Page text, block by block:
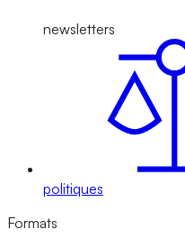
newsletters
politiques
Formats